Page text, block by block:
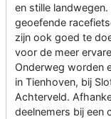
en stille
geoefende
zijn ook goed te
voor de meer
Onderweg worden
in Tienhoven, bij
Achterveld.
deelnemers bij een